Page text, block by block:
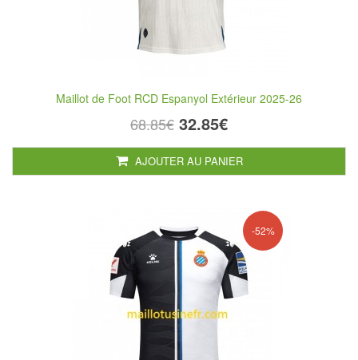
Maillot de Foot RCD Espanyol Extérieur 2025-26
68.85€ 32.85€
AJOUTER AU PANIER
-52%